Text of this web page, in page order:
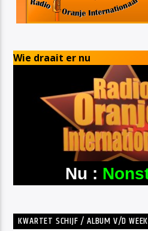
Wie draait er nu
KWARTET SCHIJF / ALBUM V/D WEEK